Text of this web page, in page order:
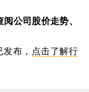
阅公司股价走势、
布， 点击了解行